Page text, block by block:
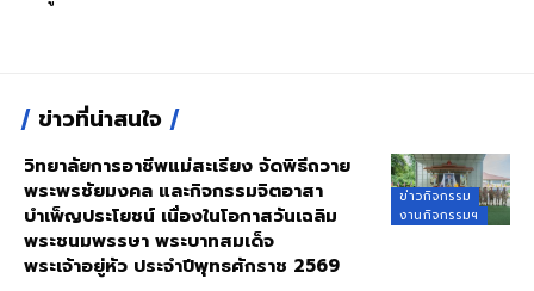
ข่าวที่น่าสนใจ
ข่าวกิจกรรม
งานกิจกรรมฯ
วิทยาลัยการอาชีพแม่สะเรียง จัดพิธีถวาย
พระพรชัยมงคล และกิจกรรมจิตอาสา
บำเพ็ญประโยชน์ เนื่องในโอกาสวันเฉลิม
พระชนมพรรษา พระบาทสมเด็จ
พระเจ้าอยู่หัว ประจำปีพุทธศักราช 2569